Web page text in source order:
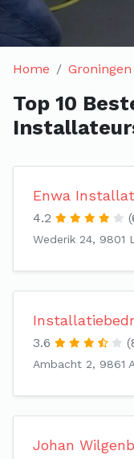
Home Groningen
Top 10
Enwa
4.2
Wederik 24, 9801
3.6
Ambacht 2, 9861
Johan